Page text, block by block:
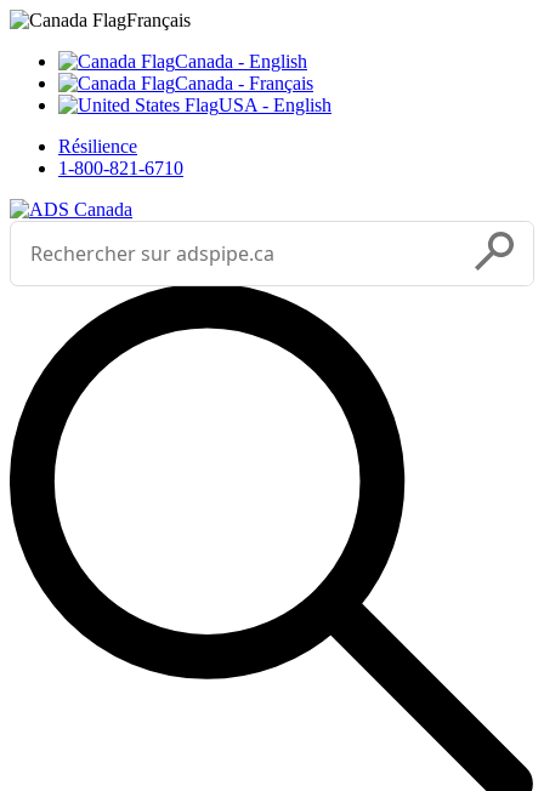
___



Sélectionnez votre langue
Français
Canada - English
Canada - Français
USA - English
Résilience
1-800-821-6710
Effectuer une recherche